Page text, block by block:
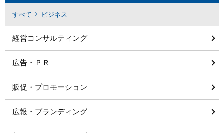
すべて ビジネス
経営コンサルティング
広告・ＰＲ
販促・プロモーション
広報・ブランディング